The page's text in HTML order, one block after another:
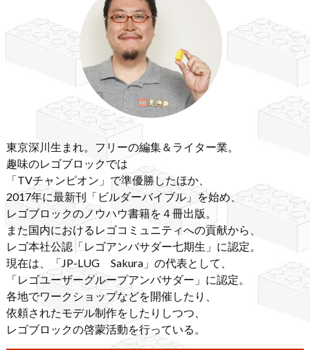
東京深川生まれ。フリーの編集＆ライター業。
趣味のレゴブロックでは
「TVチャンピオン」で準優勝したほか、
2017年に最新刊「ビルダーバイブル」を始め、
レゴブロックのノウハウ書籍を４冊出版。
また国内におけるレゴコミュニティへの貢献から、
レゴ本社公認「レゴアンバサダー七期生」に認定。
現在は、「JP-LUG Sakura」の代表として、
「レゴユーザーグループアンバサダー」に認定。
各地でワークショップなどを開催したり、
依頼されたモデル制作をしたりしつつ、
レゴブロックの啓蒙活動を行っている。